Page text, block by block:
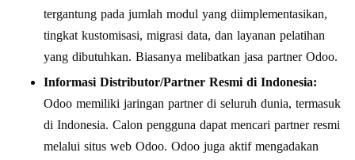
tergantung pada jumlah modul yang diimplementasikan,
tingkat kustomisasi, migrasi data, dan layanan pelatihan
yang dibutuhkan. Biasanya melibatkan jasa partner Odoo.
Informasi Distributor/Partner Resmi di Indonesia:
Odoo memiliki jaringan partner di seluruh dunia, termasuk
di Indonesia. Calon pengguna dapat mencari partner resmi
melalui situs web Odoo. Odoo juga aktif mengadakan